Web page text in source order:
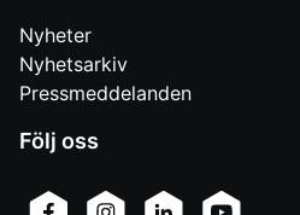
Nyheter
Nyhetsarkiv
Pressmeddelanden
Följ oss